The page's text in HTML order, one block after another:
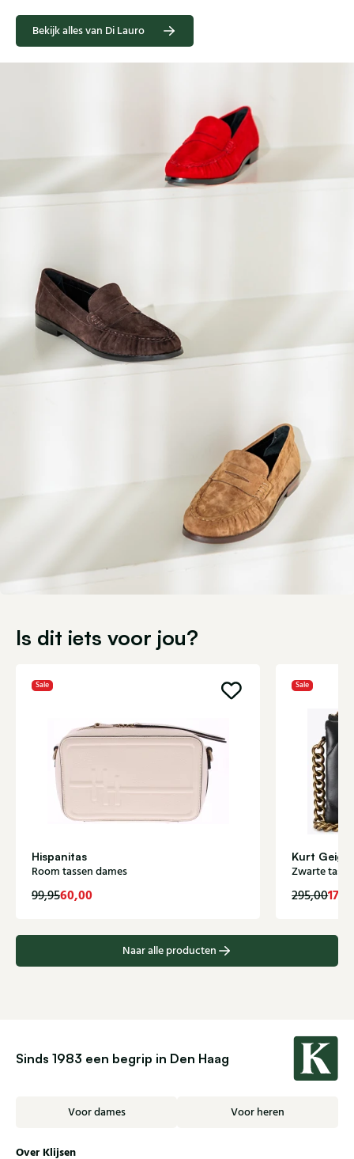
Bekijk alles van Di Lauro
Is dit iets voor jou?
Sale
Hispanitas
Room tassen dames
99,9560,00
Sale
Kurt
Zwarte
295,00
Naar alle producten
Sinds 1983 een begrip in Den Haag
Voor dames Voor heren
Over Klijsen